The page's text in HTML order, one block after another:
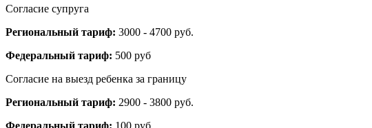
Согласие супруга
Региональный тариф: 3000 - 4700 руб.
Федеральный тариф: 500 руб
Согласие на выезд ребенка за границу
Региональный тариф: 2900 - 3800 руб.
Федеральный тариф: 100 руб